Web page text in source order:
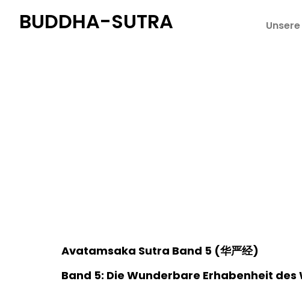
BUDDHA-SUTRA
Avatamsaka Sutra Band 5 (华严经)
Band 5: Die Wunderbare Erhabenheit